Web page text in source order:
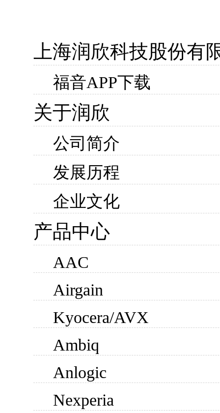
上海润欣科技股份有
福音APP下载
关于润欣
公司简介
发展历程
企业文化
产品中心
AAC
Airgain
Kyocera/AVX
Ambiq
Anlogic
Nexperia